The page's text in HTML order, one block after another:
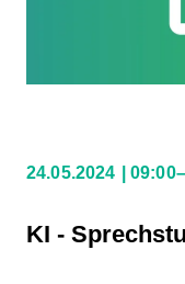
24.05.2024
KI -